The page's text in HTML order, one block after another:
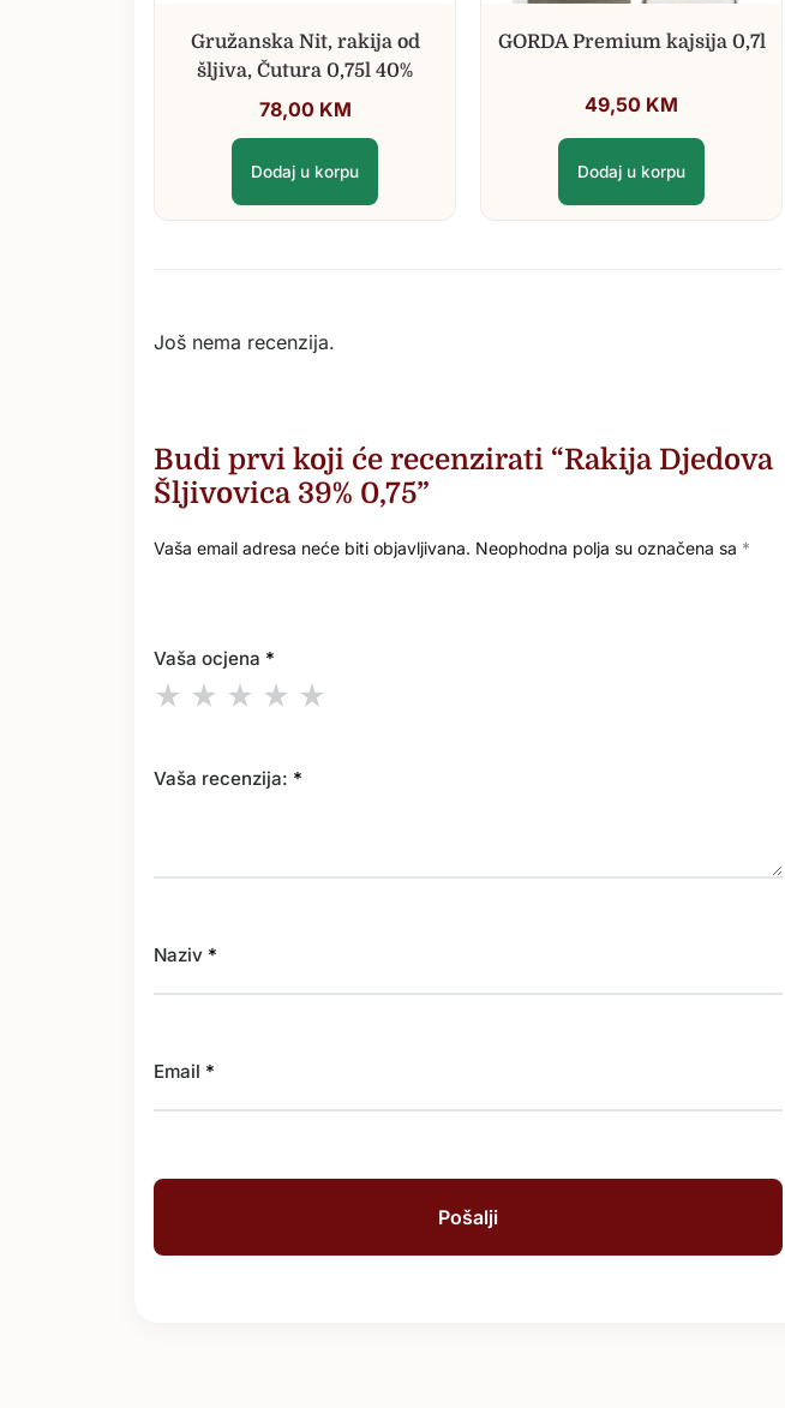
Gružanska Nit, rakija od
šljiva, Čutura 0,75l 40%
78,00 KM
Dodaj u korpu
GORDA Premium kajsija 0,7l
49,50 KM
Dodaj u korpu
Još nema recenzija.
Budi prvi koji će recenzirati “Rakija Djedova
Šljivovica 39% 0,75”
Vaša email adresa neće biti objavljivana. Neophodna polja su označena sa *
Vaša ocjena *
Vaša recenzija: *
Naziv *
Email *